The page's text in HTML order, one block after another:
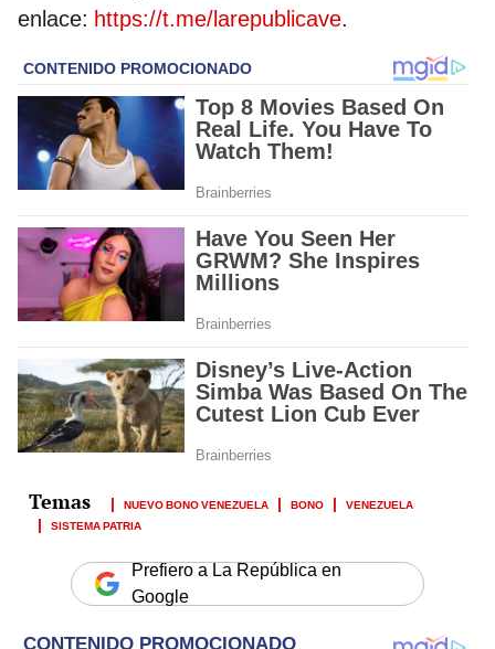
enlace: https://t.me/larepublicave.
NUEVO BONO VENEZUELA BONO
VENEZUELA
SISTEMA PATRIA
Prefiero a La República en
Google